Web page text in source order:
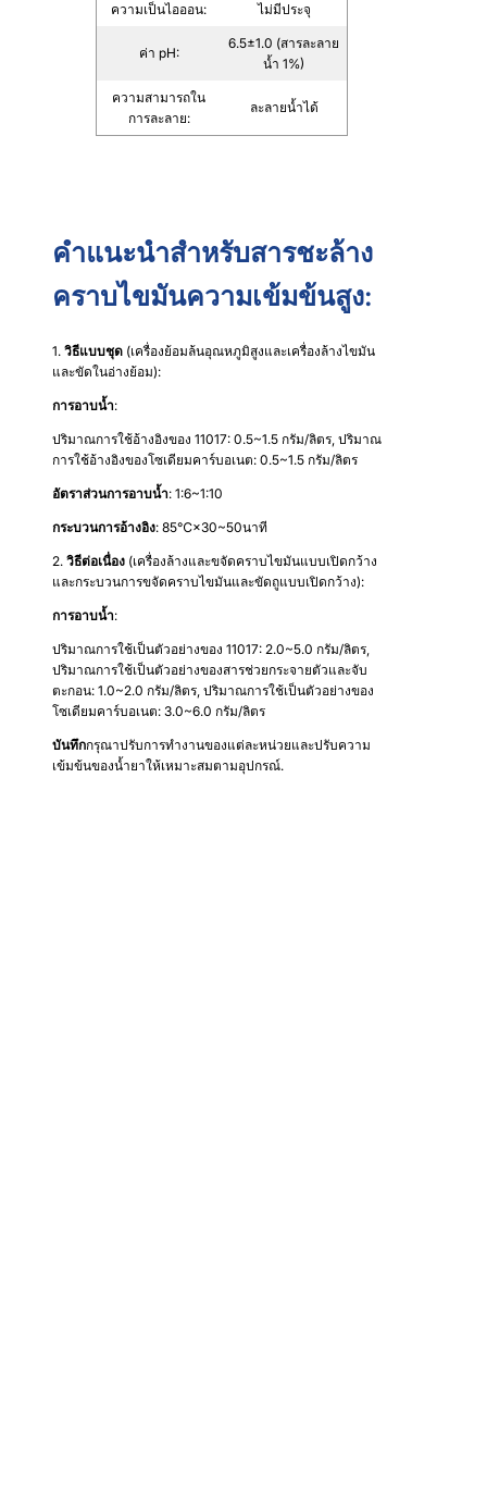
ความเป็นไอออน: ไม่มีประจุ
ค่า pH:
6.5±1.0 (สารละลาย
น้ำ 1%)
ความสามารถใน
การละลาย:
ละลายน้ำได้
คำแนะนำสำหรับสารชะล้าง
คราบไขมันความเข้มข้นสูง:
1. วิธีแบบชุด (เครื่องย้อมล้นอุณหภูมิสูงและเครื่องล้างไขมัน
และขัดในอ่างย้อม):
การอาบน้ำ:
ปริมาณการใช้อ้างอิงของ 11017: 0.5~1.5 กรัม/ลิตร, ปริมาณ
การใช้อ้างอิงของโซเดียมคาร์บอเนต: 0.5~1.5 กรัม/ลิตร
อัตราส่วนการอาบน้ำ: 1:6~1:10
กระบวนการอ้างอิง: 85℃×30~50นาที
2. วิธีต่อเนื่อง (เครื่องล้างและขจัดคราบไขมันแบบเปิดกว้าง
และกระบวนการขจัดคราบไขมันและขัดถูแบบเปิดกว้าง):
การอาบน้ำ:
ปริมาณการใช้เป็นตัวอย่างของ 11017: 2.0~5.0 กรัม/ลิตร,
ปริมาณการใช้เป็นตัวอย่างของสารช่วยกระจายตัวและจับ
ตะกอน: 1.0~2.0 กรัม/ลิตร, ปริมาณการใช้เป็นตัวอย่างของ
โซเดียมคาร์บอเนต: 3.0~6.0 กรัม/ลิตร
บันทึกกรุณาปรับการทำงานของแต่ละหน่วยและปรับความ
เข้มข้นของน้ำยาให้เหมาะสมตามอุปกรณ์.